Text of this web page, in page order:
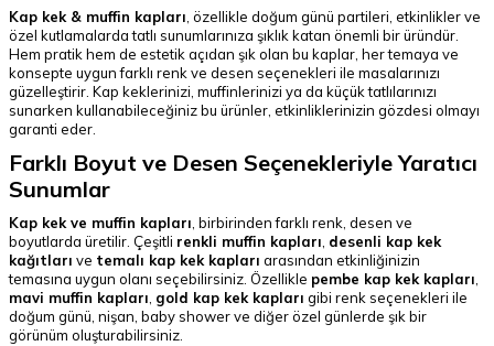
Kap kek & muffin kapları , özellikle doğum günü partileri, etkinlikler ve
özel kutlamalarda tatlı sunumlarınıza şıklık katan önemli bir üründür.
Hem pratik hem de estetik açıdan şık olan bu kaplar, her temaya ve
konsepte uygun farklı renk ve desen seçenekleri ile masalarınızı
güzelleştirir. Kap keklerinizi, muffinlerinizi ya da küçük tatlılarınızı
sunarken kullanabileceğiniz bu ürünler, etkinliklerinizin gözdesi olmayı
garanti eder.
Farklı Boyut ve Desen Seçenekleriyle Yaratıcı
Sunumlar
Kap kek ve muffin kapları , birbirinden farklı renk, desen ve
boyutlarda üretilir. Çeşitli renkli muffin kapları desenli kap kek
kağıtları ve temalı kap kek kapları arasından etkinliğinizin
temasına uygun olanı seçebilirsiniz. Özellikle pembe kap kek kapları
mavi muffin kapları gold kap kek kapları gibi renk seçenekleri ile
doğum günü, nişan, baby shower ve diğer özel günlerde şık bir
görünüm oluşturabilirsiniz.